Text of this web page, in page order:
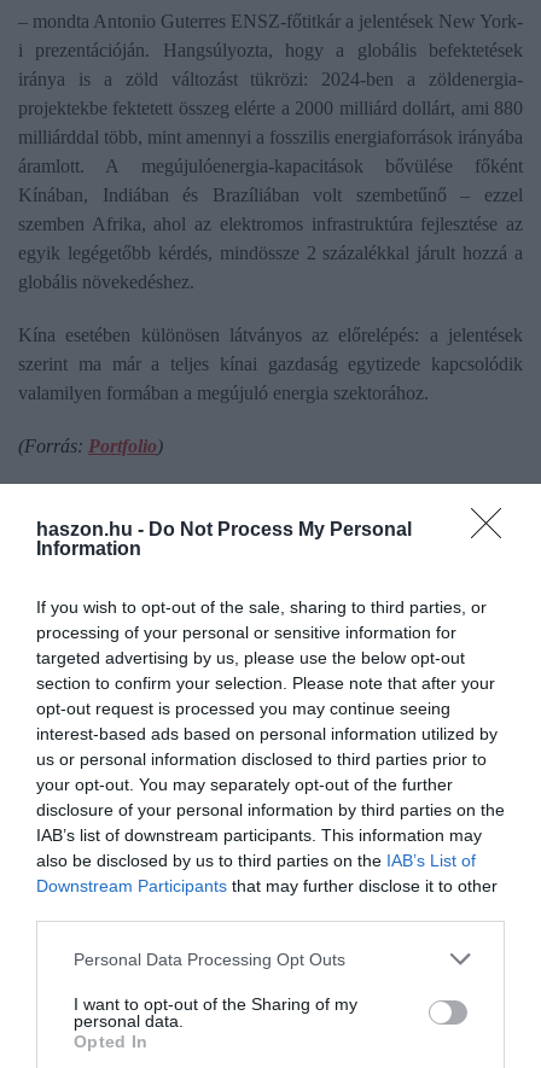
haszon.hu - Do Not Process My Personal
Information
If you wish to opt-out of the sale, sharing to third parties, or
processing of your personal or sensitive information for
targeted advertising by us, please use the below opt-out
section to confirm your selection. Please note that after your
opt-out request is processed you may continue seeing
interest-based ads based on personal information utilized by
us or personal information disclosed to third parties prior to
your opt-out. You may separately opt-out of the further
disclosure of your personal information by third parties on the
IAB’s list of downstream participants. This information may
also be disclosed by us to third parties on the IAB’s List of
Downstream Participants that may further disclose it to other
Please note that this website/app uses one or more Google
not limited to your visit or usage behaviour. You may click to
grant or deny consent to Google and its third-party tags to
use your data for below specified purposes in below Google
Personal Data Processing Opt Outs
I want to opt-out of the Sharing of my
personal data.
Opted In
– mondta Antonio Guterres ENSZ-főtitkár a jelentések New York-
i prezentációján. Hangsúlyozta, hogy a globális befektetések
iránya is a zöld változást tükrözi: 2024-ben a zöldenergia-
projektekbe fektetett összeg elérte a 2000 milliárd dollárt, ami 880
milliárddal több, mint amennyi a fosszilis energiaforrások irányába
áramlott. A megújulóenergia-kapacitások bővülése főként
Kínában, Indiában és Brazíliában volt szembetűnő – ezzel
szemben Afrika, ahol az elektromos infrastruktúra fejlesztése az
egyik legégetőbb kérdés, mindössze 2 százalékkal járult hozzá a
globális növekedéshez.
Kína esetében különösen látványos az előrelépés: a jelentések
szerint ma már a teljes kínai gazdaság egytizede kapcsolódik
valamilyen formában a megújuló energia szektorához.
(Forrás: Portfolio)
Olvasd el ezt is!
légkondi
5 perc alatt 400 km-re elég áramot tölthetsz ezekbe
a BYD-ekbe
Brutálisan kilőtt az áram ára, de mi az oka?
zöldenergia jövő megújuló energiaforrás kína
ensz